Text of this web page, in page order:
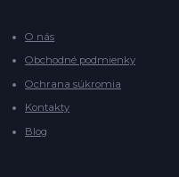
O nás
Obchodné podmienky
Ochrana súkromia
Kontakty
Blog